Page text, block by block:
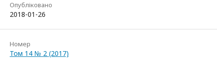
Опубліковано
2018-01-26
Номер
Том 14 № 2 (2017)